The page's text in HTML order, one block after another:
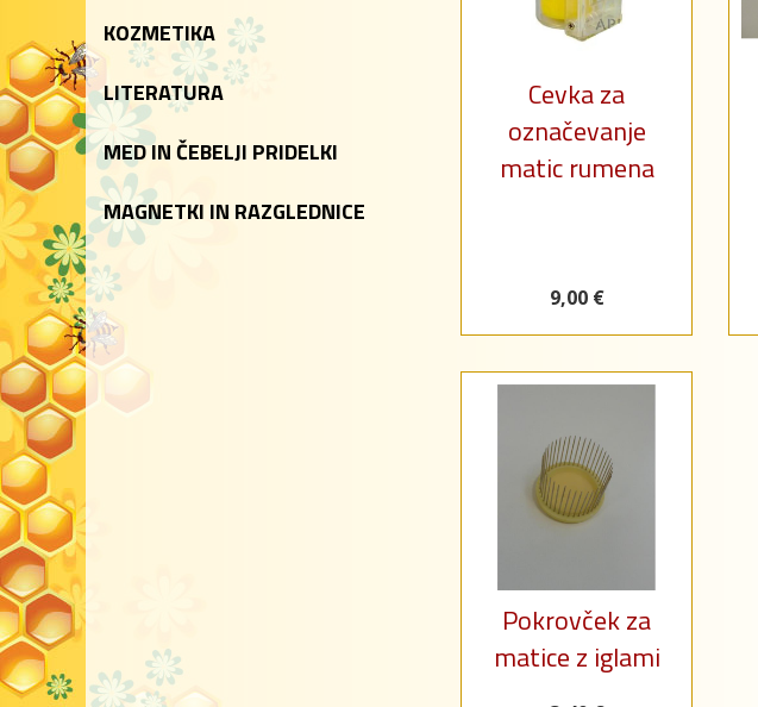
KOZMETIKA
LITERATURA
MED IN ČEBELJI PRIDELKI
MAGNETKI IN RAZGLEDNICE
Cevka za
označevanje
matic rumena
9,00 €
Pokrovček za
matice z iglami